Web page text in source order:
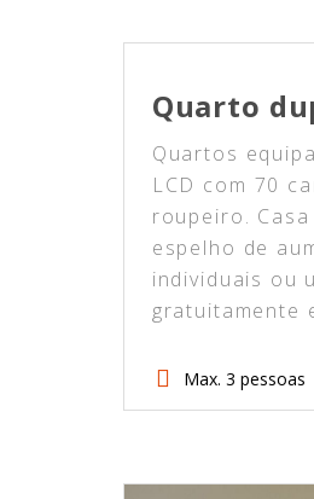
Quarto
Quartos
LCD com 70
roupeiro.
espelho de
individuais ou
gratuitamente
Max. 3 pessoas